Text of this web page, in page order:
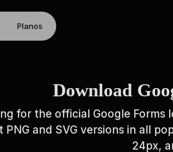
Planos
Download
for the official Google Forms
and SVG versions in all
24px,